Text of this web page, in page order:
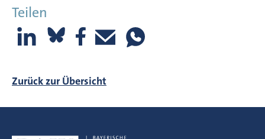
Teilen
Zurück zur Übersicht